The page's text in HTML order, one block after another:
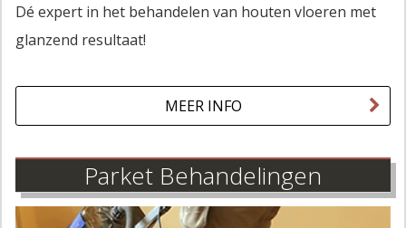
Dé expert in het behandelen van houten vloeren met
glanzend resultaat!
MEER INFO
Parket Behandelingen